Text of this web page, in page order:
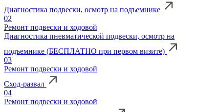
Диагностика подвески, осмотр на подъемнике
02
Ремонт подвески и ходовой
Диагностика пневматической подвески, осмотр на
подъемнике (БЕСПЛАТНО при первом визите)
03
Ремонт подвески и ходовой
Сход-развал
04
Ремонт подвески и ходовой